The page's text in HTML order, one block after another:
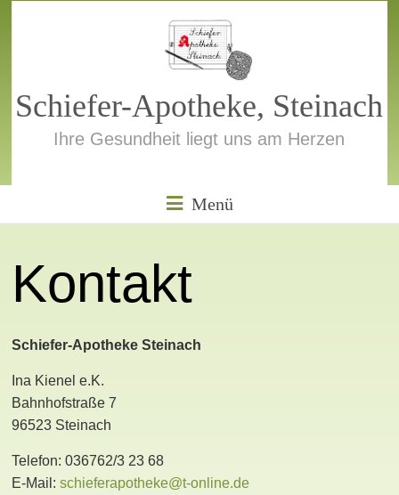
Schiefer-Apotheke, Steinach
Ihre Gesundheit liegt uns am Herzen
Menü
Kontakt
Schiefer-Apotheke Steinach
Ina Kienel e.K.
Bahnhofstraße 7
96523 Steinach
Telefon: 036762/3 23 68
E-Mail:schieferapotheke@t-online.de